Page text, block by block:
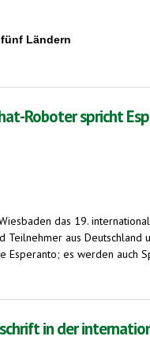
Ländern
3. - 10. April 2023
Roboter spricht
das 19.
aus
es werden auch
Esperanto
in der